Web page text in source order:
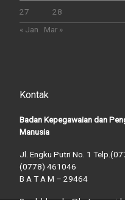
27
28
« Jan
Mar »
Kontak
Badan Kepegawaian dan
Manusia
Jl. Engku Putri No. 1
(0778) 461046
B A T A M – 29464
Surel: bkpsdm@batam.go.id